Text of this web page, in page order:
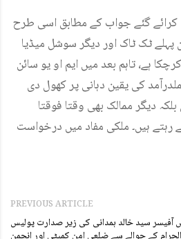
گئے جواب کے مطابق اسی طرح
ٹک ٹاک اور دیگر سوشل میڈیا
ہے، تاہم بعد میں ایم او یو سائن
کی یقین دہانی پر کھول دی
دیگر ممالک بھی وقتا فوقتا
رہتے ہیں۔ ملکی مفاد میں درخواست
PREVIOUS ARTICLE
آفیسر سید خالد ہمدانی کی زیر صدارت پولیس